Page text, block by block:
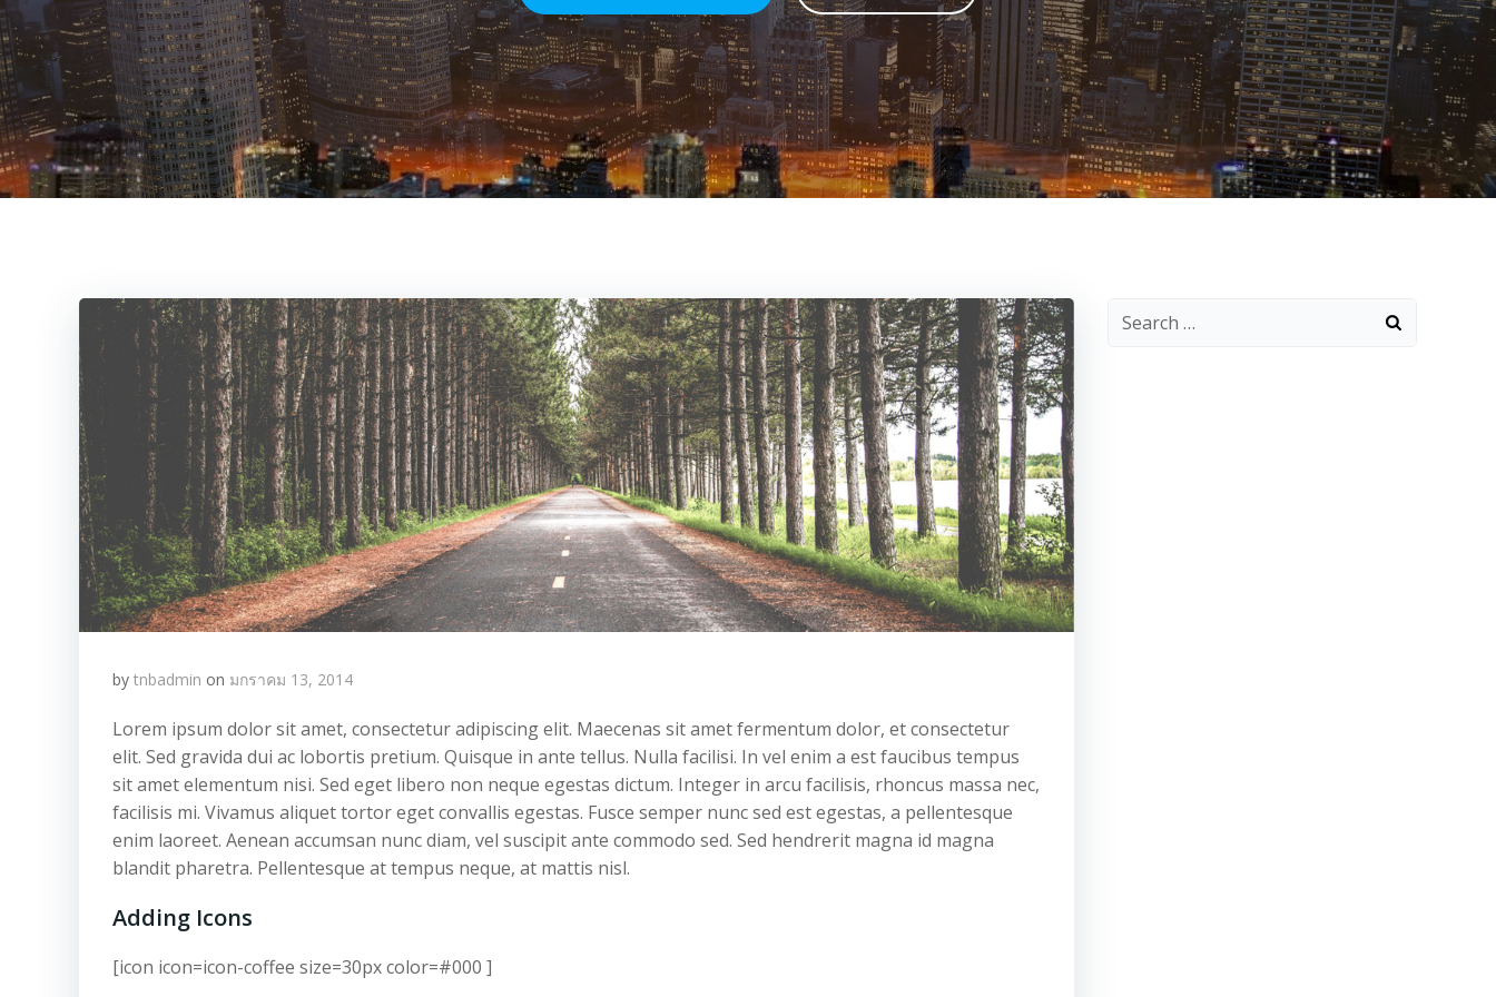
by tnbadmin on มกราคม 13, 2014
Lorem ipsum dolor sit amet, consectetur adipiscing elit. Maecenas sit amet fermentum dolor, et consectetur
elit. Sed gravida dui ac lobortis pretium. Quisque in ante tellus. Nulla facilisi. In vel enim a est faucibus tempus
sit amet elementum nisi. Sed eget libero non neque egestas dictum. Integer in arcu facilisis, rhoncus massa nec,
facilisis mi. Vivamus aliquet tortor eget convallis egestas. Fusce semper nunc sed est egestas, a pellentesque
enim laoreet. Aenean accumsan nunc diam, vel suscipit ante commodo sed. Sed hendrerit magna id magna
blandit pharetra. Pellentesque at tempus neque, at mattis nisl.
Adding Icons
[icon icon=icon-coffee size=30px color=#000 ]
Search